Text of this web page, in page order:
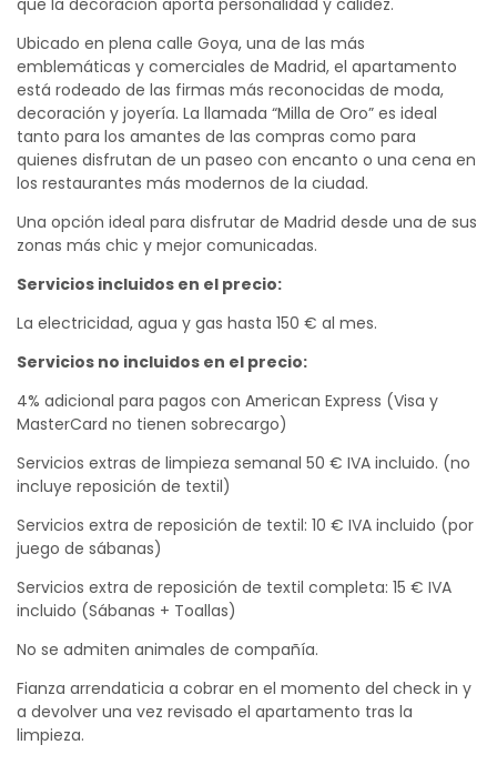
Ubicado en plena calle Goya, una de las más
emblemáticas y comerciales de Madrid, el apartamento
está rodeado de las firmas más reconocidas de moda,
decoración y joyería. La llamada “Milla de Oro” es ideal
tanto para los amantes de las compras como para
quienes disfrutan de un paseo con encanto o una cena en
los restaurantes más modernos de la ciudad.
Una opción ideal para disfrutar de Madrid desde una de sus
zonas más chic y mejor comunicadas.
Servicios incluidos en el precio:
La electricidad, agua y gas hasta 150 € al mes.
Servicios no incluidos en el precio:
4% adicional para pagos con American Express (Visa y
MasterCard no tienen sobrecargo)
Servicios extras de limpieza semanal 50 € IVA incluido. (no
incluye reposición de textil)
Servicios extra de reposición de textil: 10 € IVA incluido (por
juego de sábanas)
Servicios extra de reposición de textil completa: 15 € IVA
incluido (Sábanas + Toallas)
No se admiten animales de compañía.
Fianza arrendaticia a cobrar en el momento del check in y
a devolver una vez revisado el apartamento tras la
limpieza.